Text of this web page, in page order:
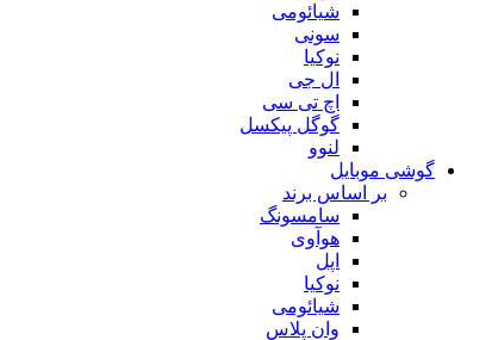
شیائومی
سونی
نوکیا
ال جی
اچ تی سی
گوگل پیکسل
لنوو
گوشی موبایل
بر اساس برند
سامسونگ
هوآوی
اپل
نوکیا
شیائومی
وان پلاس